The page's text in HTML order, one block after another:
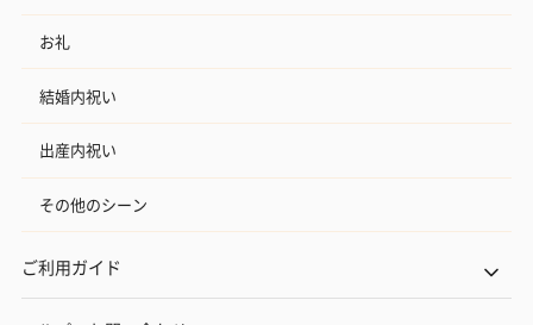
お礼
結婚内祝い
出産内祝い
その他のシーン
ご利用ガイド